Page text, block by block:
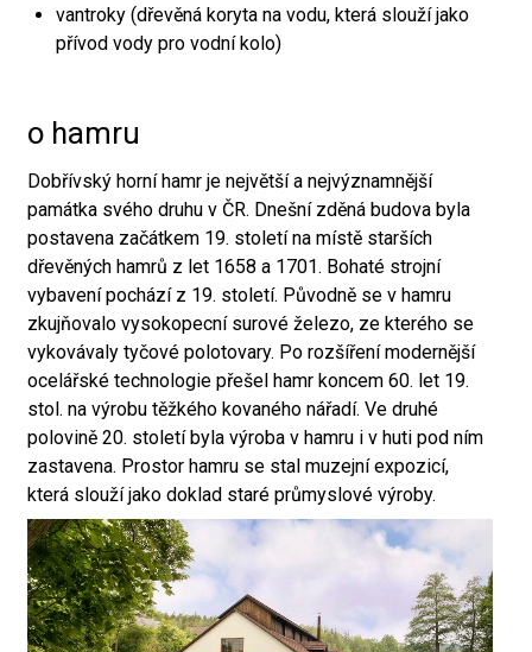
vantroky (dřevěná koryta na vodu, která slouží jako
přívod vody pro vodní kolo)
o hamru
Dobřívský horní hamr je největší a nejvýznamnější
památka svého druhu v ČR. Dnešní zděná budova byla
postavena začátkem 19. století na místě starších
dřevěných hamrů z let 1658 a 1701. Bohaté strojní
vybavení pochází z 19. století. Původně se v hamru
zkujňovalo vysokopecní surové železo, ze kterého se
vykovávaly tyčové polotovary. Po rozšíření modernější
ocelářské technologie přešel hamr koncem 60. let 19.
stol. na výrobu těžkého kovaného nářadí. Ve druhé
polovině 20. století byla výroba v hamru i v huti pod ním
zastavena. Prostor hamru se stal muzejní expozicí,
která slouží jako doklad staré průmyslové výroby.